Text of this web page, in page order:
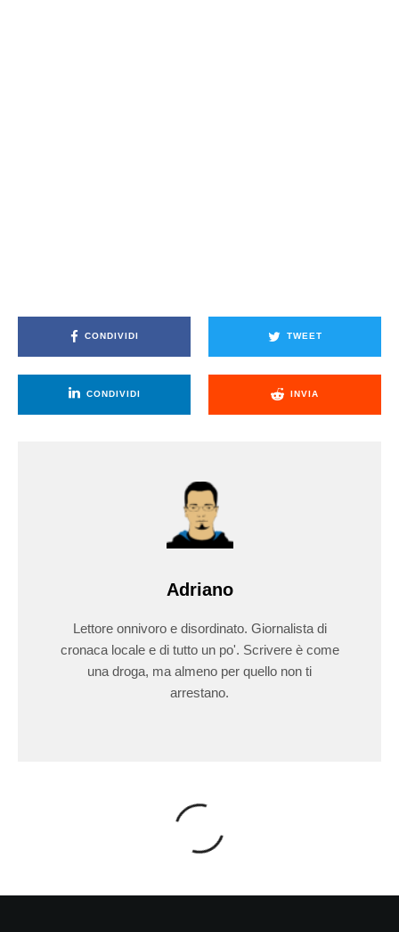
CONDIVIDI TWEET
CONDIVIDI INVIA
Adriano
Lettore onnivoro e disordinato. Giornalista di
cronaca locale e di tutto un po'. Scrivere è come
una droga, ma almeno per quello non ti
arrestano.